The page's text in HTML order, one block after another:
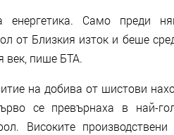
енергетика. Само преди
от Близкия изток и беше
век, пише БТА.
на добива от шистови
се превърнаха в най-
Високите производствени